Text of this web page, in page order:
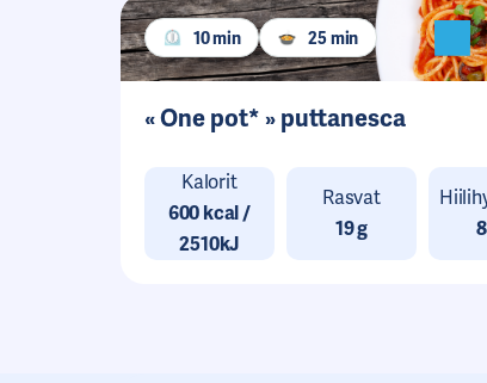
10 min 25 min
« One pot* » puttanesca
Kalorit
600 kcal /
2510kJ
Rasvat
19 g